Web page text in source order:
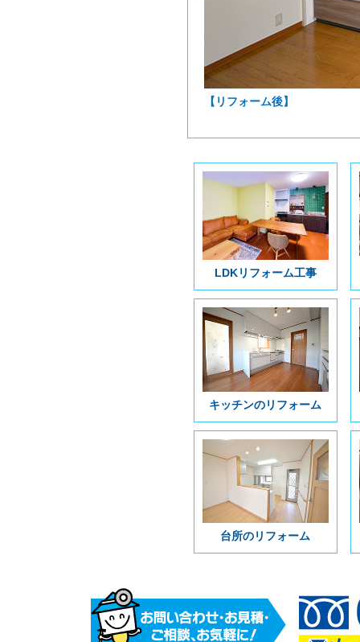
【リフォーム後】
LDKリフォーム工事
キッチンのリフォーム
台所のリフォーム